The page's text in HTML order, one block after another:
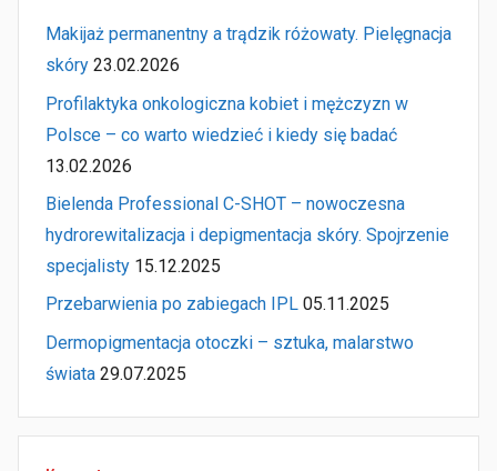
Makijaż permanentny a trądzik różowaty. Pielęgnacja
skóry 23.02.2026
Profilaktyka onkologiczna kobiet i mężczyzn w
Polsce – co warto wiedzieć i kiedy się badać
13.02.2026
Bielenda Professional C-SHOT – nowoczesna
hydrorewitalizacja i depigmentacja skóry. Spojrzenie
specjalisty 15.12.2025
Przebarwienia po zabiegach IPL 05.11.2025
Dermopigmentacja otoczki – sztuka, malarstwo
świata 29.07.2025